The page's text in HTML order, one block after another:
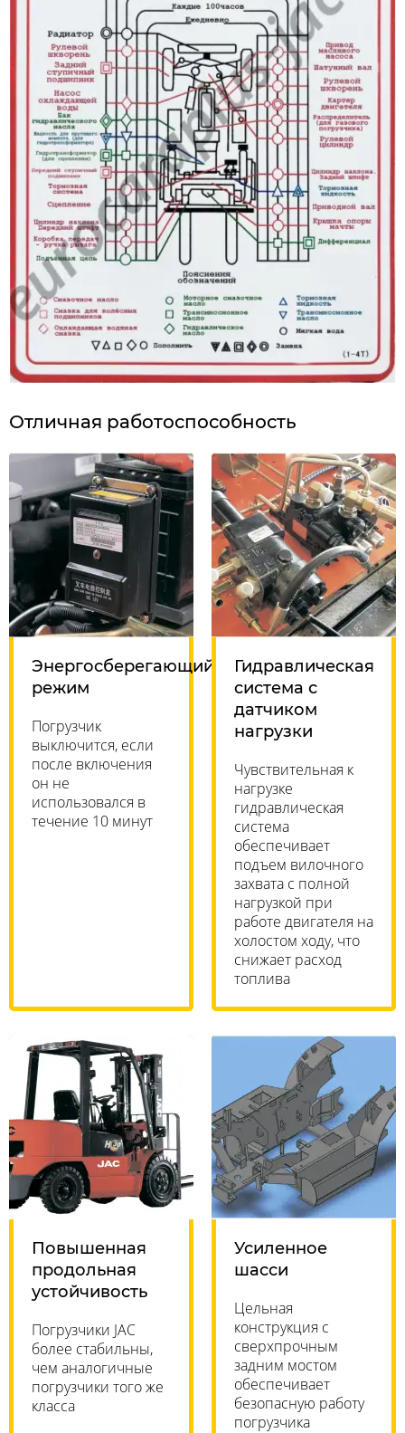
Отличная работоспособность
Энергосберегающий
режим
Погрузчик
выключится, если
после включения
он не
использовался в
течение 10 минут
Гидравлическая
система с
датчиком
нагрузки
Чувствительная к
нагрузке
гидравлическая
система
обеспечивает
подъем вилочного
захвата с полной
нагрузкой при
работе двигателя на
холостом ходу, что
снижает расход
топлива
Повышенная
продольная
устойчивость
Погрузчики JAC
более стабильны,
чем аналогичные
погрузчики того же
класса
Усиленное
шасси
Цельная
конструкция с
сверхпрочным
задним мостом
обеспечивает
безопасную работу
погрузчика